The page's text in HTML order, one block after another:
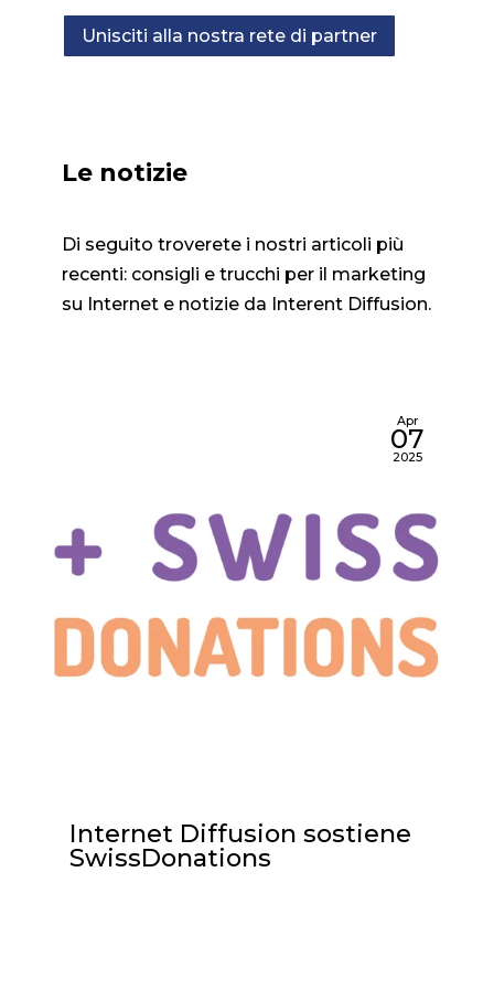
Unisciti alla nostra rete di partner
Le notizie
Di seguito troverete i nostri articoli più
recenti: consigli e trucchi per il marketing
su Internet e notizie da Interent Diffusion.
Apr
07
2025
Internet Diffusion sostiene
SwissDonations